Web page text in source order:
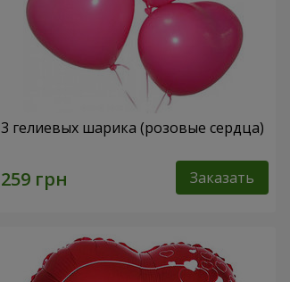
3 гелиевых шарика (розовые сердца)
Заказать